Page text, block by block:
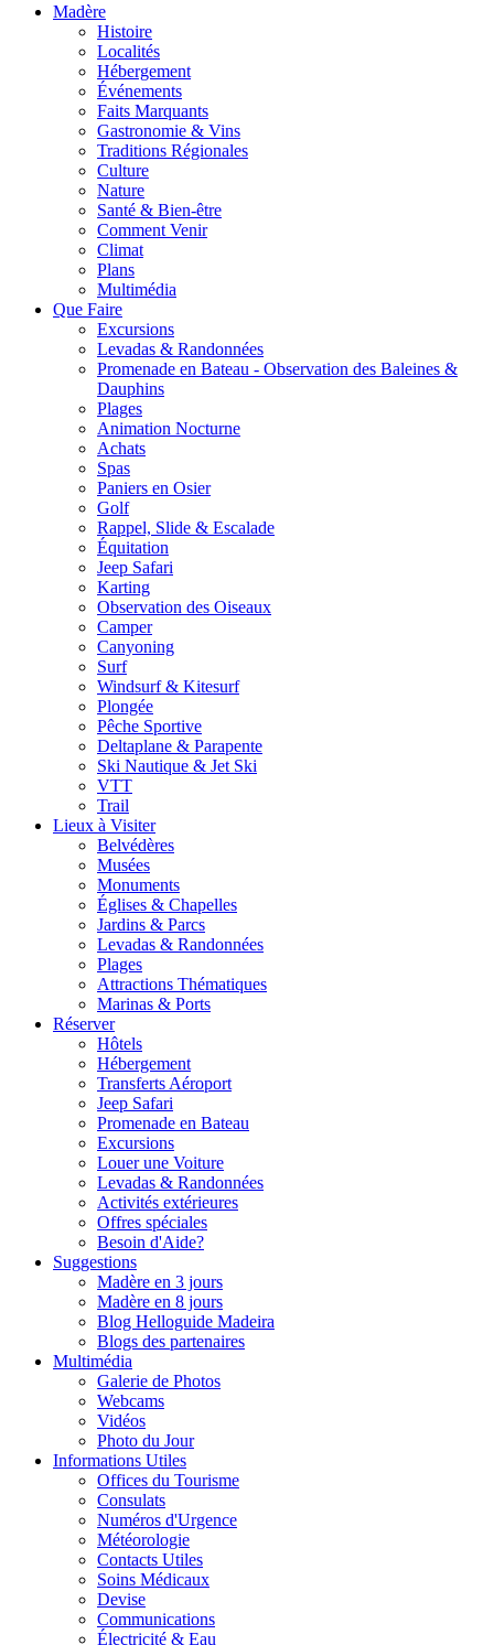
Madère
Histoire
Localités
Hébergement
Événements
Faits Marquants
Gastronomie & Vins
Traditions Régionales
Culture
Nature
Santé & Bien-être
Comment Venir
Climat
Plans
Multimédia
Que Faire
Excursions
Levadas & Randonnées
Promenade en Bateau - Observation des Baleines &
Dauphins
Plages
Animation Nocturne
Achats
Spas
Paniers en Osier
Golf
Rappel, Slide & Escalade
Équitation
Jeep Safari
Karting
Observation des Oiseaux
Camper
Canyoning
Surf
Windsurf & Kitesurf
Plongée
Pêche Sportive
Deltaplane & Parapente
Ski Nautique & Jet Ski
VTT
Trail
Lieux à Visiter
Belvédères
Musées
Monuments
Églises & Chapelles
Jardins & Parcs
Levadas & Randonnées
Plages
Attractions Thématiques
Marinas & Ports
Réserver
Hôtels
Hébergement
Transferts Aéroport
Jeep Safari
Promenade en Bateau
Excursions
Louer une Voiture
Levadas & Randonnées
Activités extérieures
Offres spéciales
Besoin d'Aide?
Suggestions
Madère en 3 jours
Madère en 8 jours
Blog Helloguide Madeira
Blogs des partenaires
Multimédia
Galerie de Photos
Webcams
Vidéos
Photo du Jour
Informations Utiles
Offices du Tourisme
Consulats
Numéros d'Urgence
Météorologie
Contacts Utiles
Soins Médicaux
Devise
Communications
Électricité & Eau